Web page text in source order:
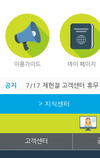
이용가이드 마이 페이지
공지 7/17 제헌절 고객센터 휴무
> 지식센터
고객센터